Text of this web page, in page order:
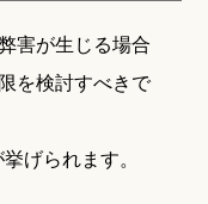
害が生じる場合
を検討すべきで
げられます。